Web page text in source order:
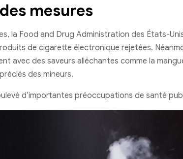
mesures
la Food and Drug Administration des États-
de cigarette électronique rejetées.
avec des saveurs alléchantes comme la
des mineurs.
d’importantes préoccupations de santé